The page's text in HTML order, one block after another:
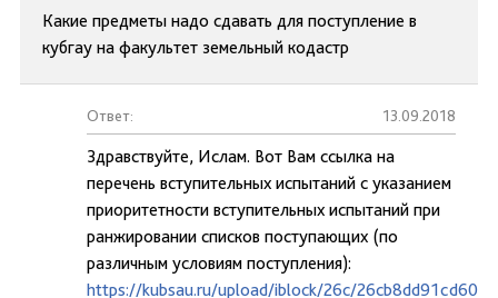
Какие предметы надо сдавать для поступление в
кубгау на факультет земельный кодастр
Ответ: 13.09.2018
Здравствуйте, Ислам. Вот Вам ссылка на
перечень вступительных испытаний с указанием
приоритетности вступительных испытаний при
ранжировании списков поступающих (по
различным условиям поступления):
https://kubsau.ru/upload/iblock/26c/